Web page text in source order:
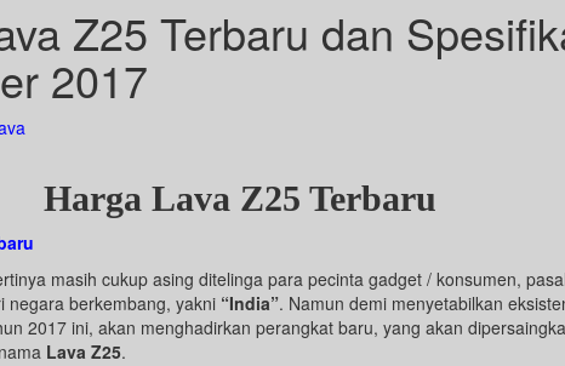
Z25 Terbaru dan
2017
Harga Lava Z25 Terbaru
masih cukup asing ditelinga para pecinta gadget / konsumen,
negara berkembang, yakni “India”. Namun demi menyetabilkan
2017 ini, akan menghadirkan perangkat baru, yang akan
Lava Z25.